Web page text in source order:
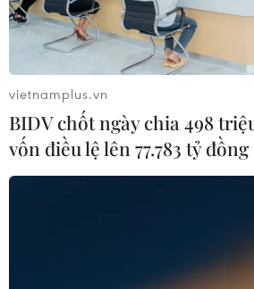
04/07/2014 22:50 04/07/
vietnamplus.vn
BIDV chốt ngày chia 498
vốn điều lệ lên 77.783 tỷ đồng